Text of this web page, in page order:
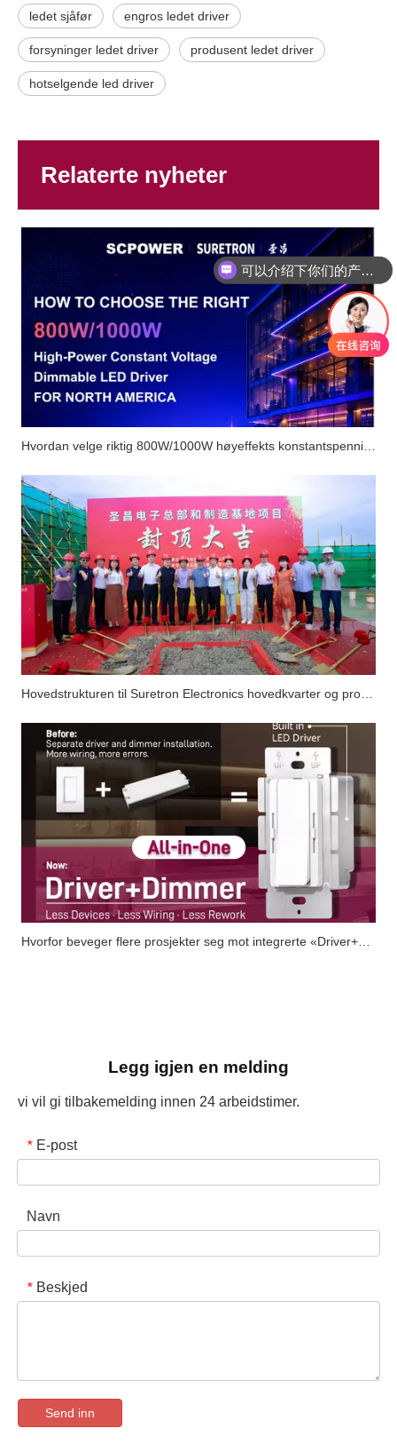
ledet sjåfør engros ledet driver
forsyninger ledet driver produsent ledet driver
hotselgende led driver
Relaterte nyheter
Hvorfor beveger flere prosjekter seg mot integrerte «Driver+Dimmer»-løsninger?
Legg igjen en melding
vi vil gi tilbakemelding innen 24 arbeidstimer.
* E-post
Navn
* Beskjed
Send inn
可以介绍下你们的产品么？